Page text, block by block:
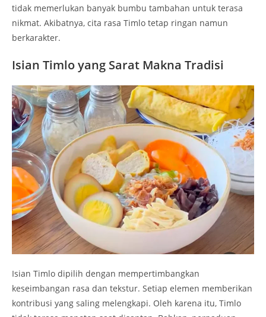
tidak memerlukan banyak bumbu tambahan untuk terasa
nikmat. Akibatnya, cita rasa Timlo tetap ringan namun
berkarakter.
Isian Timlo yang Sarat Makna Tradisi
Isian Timlo dipilih dengan mempertimbangkan
keseimbangan rasa dan tekstur. Setiap elemen memberikan
kontribusi yang saling melengkapi. Oleh karena itu, Timlo